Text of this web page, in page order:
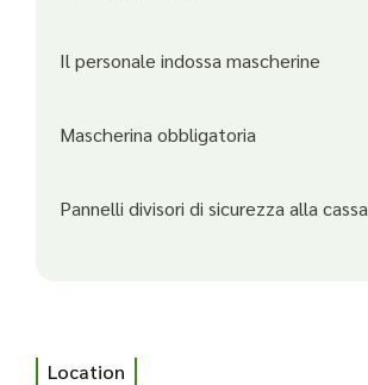
Il personale indossa mascherine
Mascherina obbligatoria
Pannelli divisori di sicurezza alla cassa
Location